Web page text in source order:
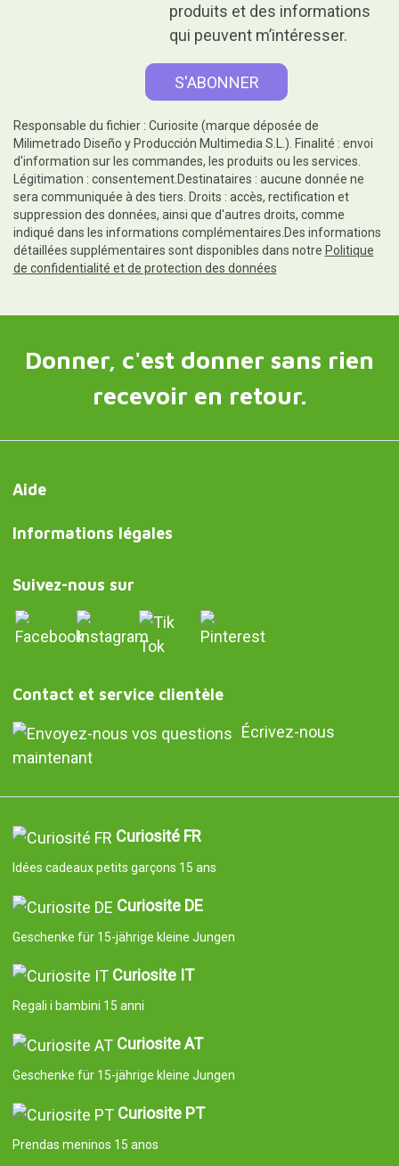
produits et des informations
qui peuvent m’intéresser.
Responsable du fichier : Curiosite (marque déposée de
Milimetrado Diseño y Producción Multimedia S.L.). Finalité : envoi
d'information sur les commandes, les produits ou les services.
Légitimation : consentement.Destinataires : aucune donnée ne
sera communiquée à des tiers. Droits : accès, rectification et
suppression des données, ainsi que d'autres droits, comme
indiqué dans les informations complémentaires.Des informations
détaillées supplémentaires sont disponibles dans notre Politique
de confidentialité et de protection des données
Donner, c'est donner sans rien
recevoir en retour.
Aide
Informations légales
Suivez-nous sur
Contact et service clientèle
Écrivez-nous
maintenant
Curiosité FR
Idées cadeaux petits garçons 15 ans
Curiosite DE
Geschenke für 15-jährige kleine Jungen
Curiosite IT
Regali i bambini 15 anni
Curiosite AT
Geschenke für 15-jährige kleine Jungen
Curiosite PT
Prendas meninos 15 anos